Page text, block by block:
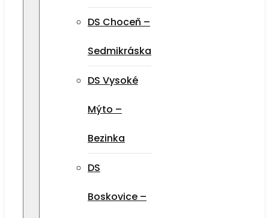
DS Choceň –
Sedmikráska
DS Vysoké
Mýto –
Bezinka
DS
Boskovice –